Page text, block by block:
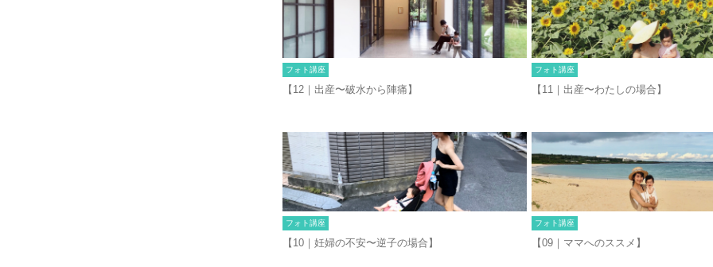
フォト講座
【12｜出産〜破水から陣痛】
フォト講座
【11｜出産〜わたしの場合】
フォト講座
【10｜妊婦の不安〜逆子の場合】
フォト講座
【09｜ママへのススメ】